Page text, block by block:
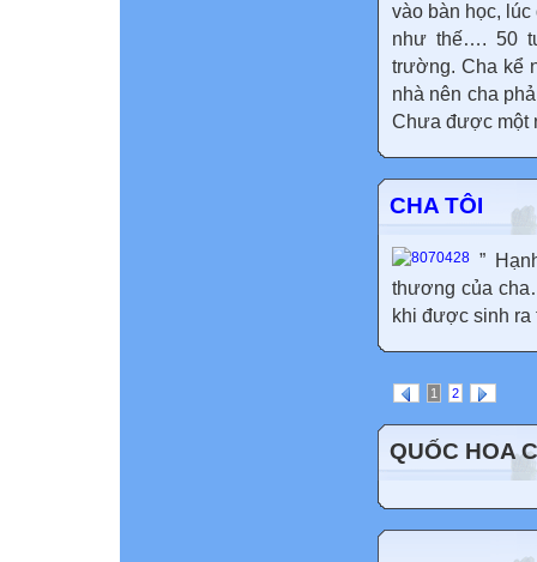
vào bàn học,
như thế…. 50
trường. Cha kể
nhà nên cha
Chưa được một
CHA TÔI
”
thương của
khi được sinh ra
1 2
QUỐC HOA